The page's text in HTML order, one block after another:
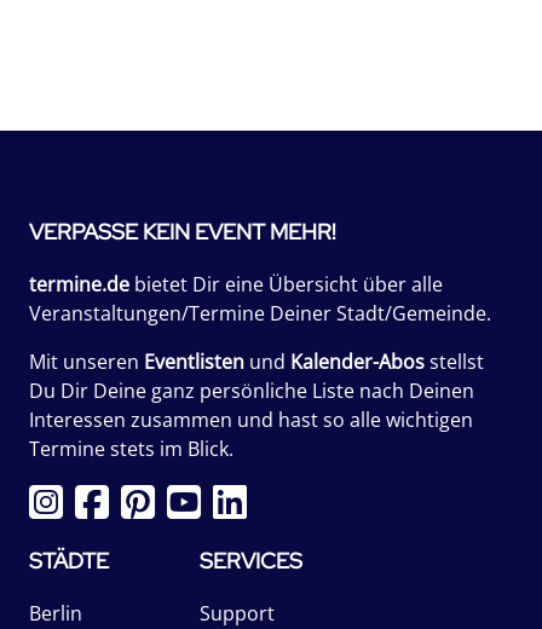
VERPASSE KEIN EVENT MEHR!
termine.de bietet Dir eine Übersicht über alle
Veranstaltungen/Termine Deiner Stadt/Gemeinde.
Mit unseren Eventlisten und Kalender-Abosstellst
Du Dir Deine ganz persönliche Liste nach Deinen
Interessen zusammen und hast so alle wichtigen
Termine stets im Blick.
STÄDTE
Berlin
SERVICES
Support